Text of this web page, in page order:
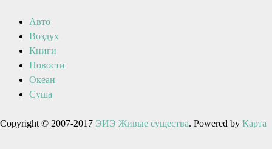
Авто
Воздух
Книги
Новости
Океан
Суша
Copyright © 2007-2017 ЭИЭ Живые существа. Powered by Карта